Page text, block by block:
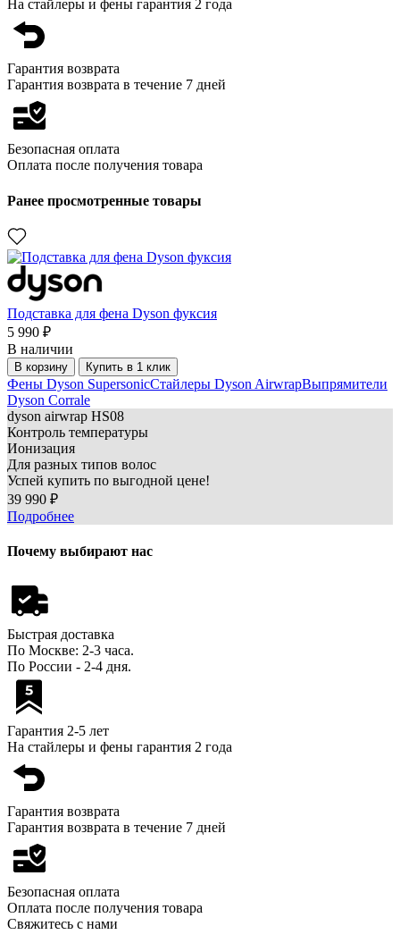
На стайлеры и фены гарантия 2 года
Гарантия возврата
Гарантия возврата в течение 7 дней
Безопасная оплата
Оплата после получения товара
Ранее просмотренные товары
Подставка для фена Dyson фуксия
5 990 ₽
В наличии
В корзину Купить в 1 клик
Фены Dyson SupersonicСтайлеры Dyson AirwrapВыпрямители
Dyson Corrale
dyson airwrap HS08
Контроль температуры
Ионизация
Для разных типов волос
Успей купить по выгодной цене!
39 990 ₽
Подробнее
Почему выбирают нас
Быстрая доставка
По Москве: 2-3 часа.
По России - 2-4 дня.
Гарантия 2-5 лет
На стайлеры и фены гарантия 2 года
Гарантия возврата
Гарантия возврата в течение 7 дней
Безопасная оплата
Оплата после получения товара
Свяжитесь с нами